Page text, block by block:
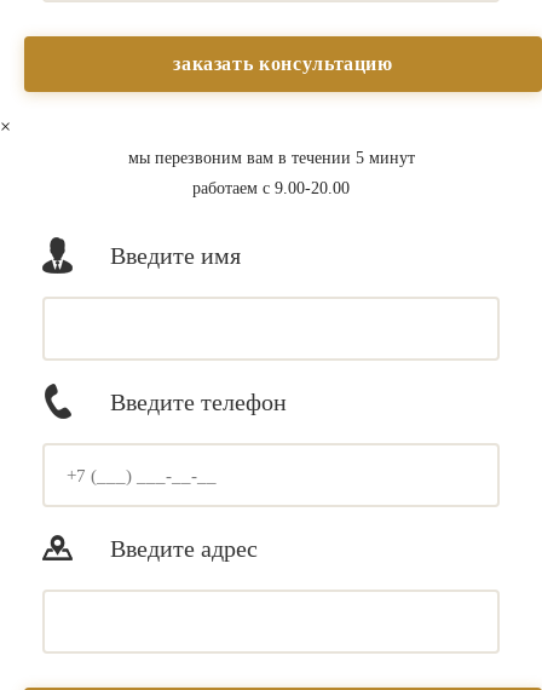
×
мы перезвоним вам в течении 5 минут
работаем с 9.00-20.00
Введите имя
Введите телефон
Введите адрес